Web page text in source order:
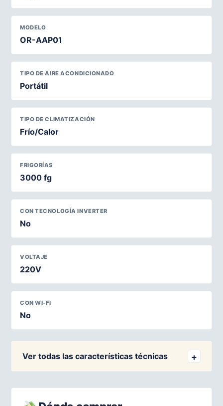
MODELO
OR-AAP01
TIPO DE AIRE ACONDICIONADO
Portátil
TIPO DE CLIMATIZACIÓN
Frío/Calor
FRIGORÍAS
3000 fg
CON TECNOLOGÍA INVERTER
No
VOLTAJE
220V
CON WI-FI
No
Ver todas las características técnicas